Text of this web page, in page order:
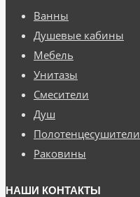
Ванны
Душевые кабины
Мебель
Унитазы
Смесители
Душ
Полотенцесушители
Раковины
НАШИ КОНТАКТЫ